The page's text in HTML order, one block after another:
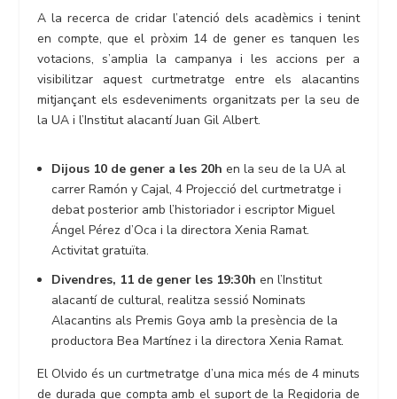
A la recerca de cridar l’atenció dels acadèmics i tenint
en compte, que el pròxim 14 de gener es tanquen les
votacions, s’amplia la campanya i les accions per a
visibilitzar aquest curtmetratge entre els alacantins
mitjançant els esdeveniments organitzats per la seu de
la UA i l’Institut alacantí Juan Gil Albert.
Dijous 10 de gener a les 20h en la seu de la UA al
carrer Ramón y Cajal, 4 Projecció del curtmetratge i
debat posterior amb l’historiador i escriptor Miguel
Ángel Pérez d’Oca i la directora Xenia Ramat.
Activitat gratuïta.
Divendres, 11 de gener les 19:30h en l’Institut
alacantí de cultural, realitza sessió Nominats
Alacantins als Premis Goya amb la presència de la
productora Bea Martínez i la directora Xenia Ramat.
El Olvido és un curtmetratge d’una mica més de 4 minuts
de durada que compta amb el suport de la Regidoria de